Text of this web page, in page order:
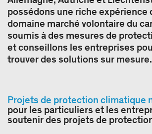
possédons une riche expérience
domaine marché volontaire du
soumis à des mesures de
et conseillons les entreprises
trouver des solutions sur mesure.
Projets de protection climatique
pour les particuliers et les
soutenir des projets de